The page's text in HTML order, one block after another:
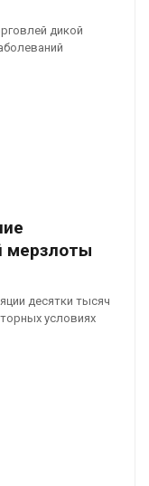
дикой
мерзлоты
десятки тысяч
условиях